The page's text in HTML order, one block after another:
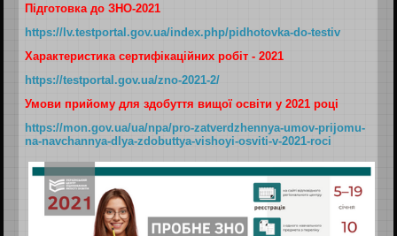
Підготовка до ЗНО-2021
https://lv.testportal.gov.ua/index.php/pidhotovka-do-testiv
Характеристика сертифікаційних робіт - 2021
https://testportal.gov.ua/zno-2021-2/
Умови прийому для здобуття вищої освіти у 2021 році
https://mon.gov.ua/ua/npa/pro-zatverdzhennya-umov-prijomu-
na-navchannya-dlya-zdobuttya-vishoyi-osviti-v-2021-roci